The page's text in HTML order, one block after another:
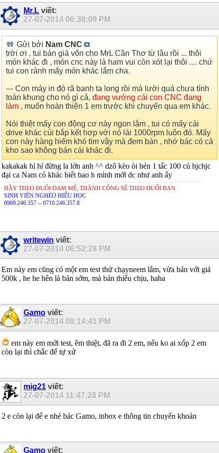
Mr.L viết:
27-07-2014 06:38:09 PM
Gửi bởi Nam CNC
trời ơi , tui bán giá vốn cho MrL Cần Thơ từ lâu rồi ... thôi
món khác đi , món cnc này là ham vui còn xót lại thôi .... chứ
tui con rành mấy món khác lắm cha.
--- Con máy in đó rã banh ta long rồi mà lười quá chưa tính
toán khung cho nó gì cả, đang vướng cái con CNC đang
làm , muốn hoàn thiện 1 em trước khi chuyển qua em khác.
Nói thiệt mấy con động cơ này ngon lắm , tui có mấy cái
drive khác cùi bắp kết hợp với nó lái 1000rpm luôn đó. Mấy
con này hàng hiếm khó tìm vậy mà đem bán , nhớ bác có cả
kho sao không bán cái khác đi.
kakakak hí hí đừng la lớn anh ^^ dzô kèo òi hén 1 tấc 100 củ hjchjc
đại ca Nam có khác biết bao h mình mới dc như anh ấy
HÃY THEO ĐUỔI ĐAM MÊ, THÀNH CÔNG SẼ THEO ĐUỔI BẠN
SINH VIÊN NGHÈO HIẾU HỌC
0969.246.357 -- 0710.246.357.8
writewin viết:
27-07-2014 06:52:28 PM
Em này em cũng có một em test thử chạyneem lắm, vừa bán với giá
500k , he he hên là bán sớm, mà bán thiếu chịu, haha
Gamo viết:
27-07-2014 08:14:41 PM
em này em mới test, êm thiệt, đã ra đi 2 em, nếu ko ai xốp 2 em
còn lại thì chắc để tự xử
mig21 viết:
27-07-2014 11:47:28 PM
2 e còn lại để e nhé bác Gamo, inbox e thông tin chuyển khoản
Gamo viết: